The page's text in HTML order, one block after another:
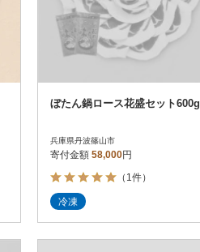
ぼたん鍋ロース花盛セット600g
兵庫県丹波篠山市
寄付金額 58,000円
（1件）
冷凍